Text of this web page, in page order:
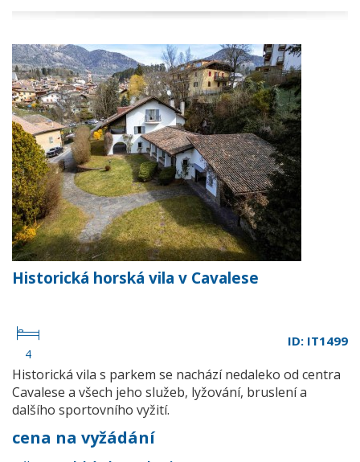
Historická horská vila v Cavalese
4
ID: IT1499
Historická vila s parkem se nachází nedaleko od centra
Cavalese a všech jeho služeb, lyžování, bruslení a
dalšího sportovního vyžití.
cena na vyžádání